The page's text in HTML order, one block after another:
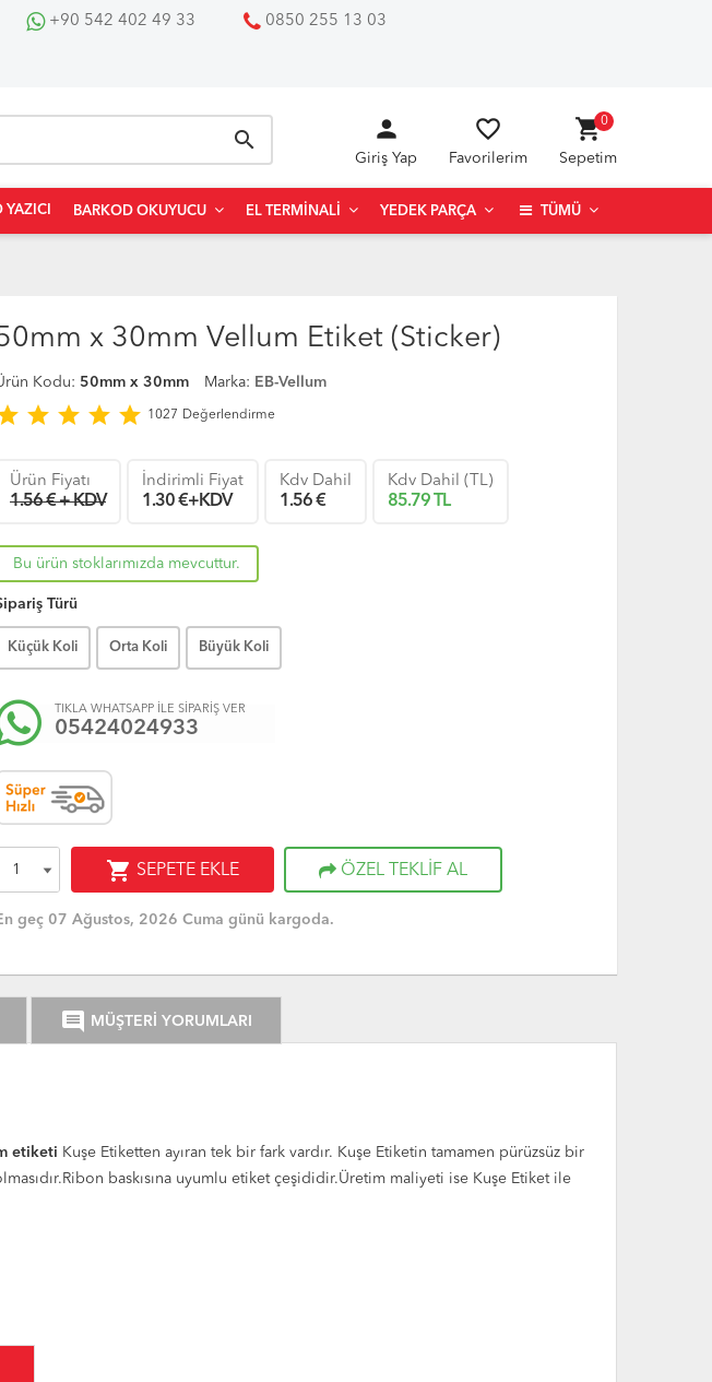
+90 542 402 49 33 0850 255 13 03
search person
Giriş Yap
favorite_border
Favorilerim
shopping_cart
Sepetim
0
YAZICI BARKOD OKUYUCU EL TERMINALI YEDEK PARÇA TÜMÜ
x 30mm Vellum Etiket (Sticker)
Kodu: 50mm x 30mm Marka: EB-Vellum
star star star star 1027 Değerlendirme
Ürün Fiyatı
1.56 € + KDV
İndirimli Fiyat
1.30€+KDV
Kdv Dahil
1.56€
Kdv Dahil (TL)
85.79 TL
Bu ürün stoklarımızda mevcuttur.
Türü
Küçük Koli Orta Koli Büyük Koli
TIKLA WHATSAPP İLE SİPARİŞ VER
05424024933
shopping_cart SEPETE EKLE ÖZEL TEKLİF AL
geç 07 Ağustos, 2026 Cuma günü kargoda.
comment MÜŞTERİ YORUMLARI
etiketi Kuşe Etiketten ayıran tek bir fark vardır. Kuşe Etiketin tamamen pürüzsüz bir
baskısına uyumlu etiket çeşididir.Üretim maliyeti ise Kuşe Etiket ile